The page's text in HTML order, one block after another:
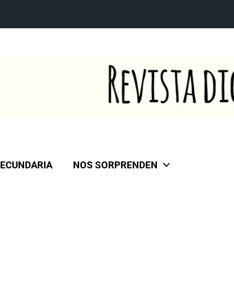
NOS SORPRENDEN